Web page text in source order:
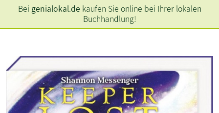
Bei genialokal.de kaufen Sie online bei Ihrer lokalen
Buchhandlung!